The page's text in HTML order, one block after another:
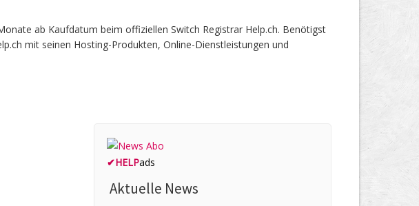
ab Kaufdatum beim offiziellen Switch Registrar Help.ch. Benötigst
mit seinen Hosting-Produkten, Online-Dienstleistungen und
✔HELPads
Aktuelle News